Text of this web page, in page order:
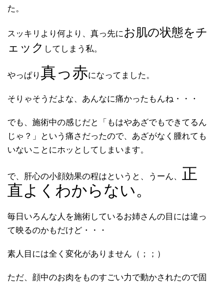
た。
スッキリより何より、真っ先にお肌の状態をチ
ェック してしまう私。
やっぱり 真っ赤になってました。
そりゃそうだよな、あんなに痛かったもんね・・・
でも、施術中の感じだと「もはやあざでもできてるん
じゃ？」という痛さだったので、あざがなく腫れても
いないことにホッとしてしまいます。
で、肝心の小顔効果の程はというと、うーん、 正
直よくわからない。
毎日いろんな人を施術しているお姉さんの目には違っ
て映るのかもだけど・・・
素人目には全く変化がありません（；；）
ただ、顔中のお肉をものすごい力で動かされたので固